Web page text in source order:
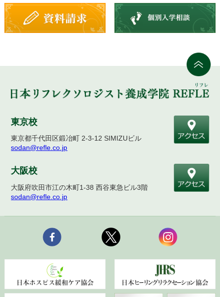
東京校
東京都千代田区鍛冶町 2-3-12 SIMIZUビル
sodan@refle.co.jp
大阪校
大阪府吹田市江の木町1-38 西谷東急ビル3階
sodan@refle.co.jp